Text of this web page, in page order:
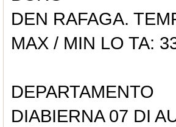
DEN RAFAGA.
MAX / MIN LO TA:
DIABIERNA 07 DI